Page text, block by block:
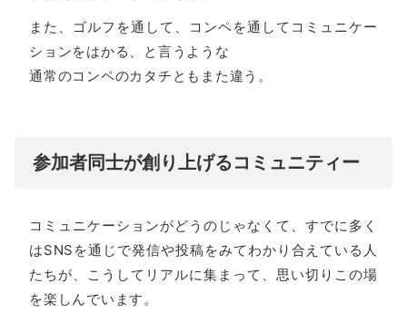
また、ゴルフを通して、コンペを通してコミュニケー
ションをはかる、と言うような
通常のコンペのカタチともまた違う。
参加者同士が創り上げるコミュニティー
コミュニケーションがどうのじゃなくて、すでに多く
はSNSを通じで発信や投稿をみてわかり合えている人
たちが、こうしてリアルに集まって、思い切りこの場
を楽しんでいます。